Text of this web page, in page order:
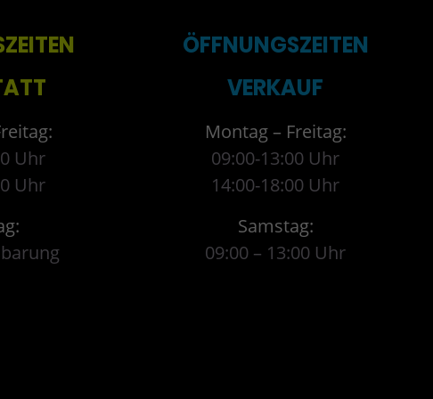
Uhr
Uhr
ÖFFNUNGSZEITEN
VERKAUF
Montag – Freitag:
09:00-13:00 Uhr
14:00-18:00 Uhr
Samstag:
09:00 – 13:00 Uhr